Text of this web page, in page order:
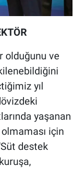
olduğunu ve
yıl
yaşanan
için
destek